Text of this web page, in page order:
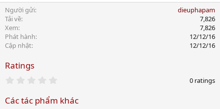
Người gửi
dieuphapam
Tải về
7,826
Xem
7,826
Phát hành
12/12/16
Cập nhật
12/12/16
Ratings
0
0 ratings
Các tác phẩm khác